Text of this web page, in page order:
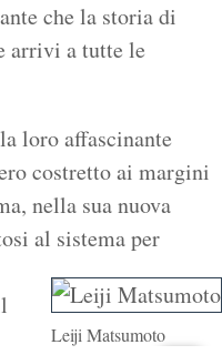
che la storia di
arrivi a tutte le
loro affascinante
costretto ai margini
nella sua nuova
al sistema per
Leiji Matsumoto